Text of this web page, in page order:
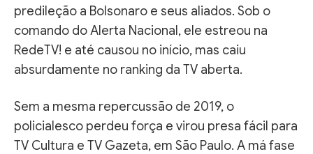
predileção a Bolsonaro e seus aliados. Sob o
comando do Alerta Nacional, ele estreou na
RedeTV! e até causou no início, mas caiu
absurdamente no ranking da TV aberta.
Sem a mesma repercussão de 2019, o
policialesco perdeu força e virou presa fácil para
TV Cultura e TV Gazeta, em São Paulo. A má fase